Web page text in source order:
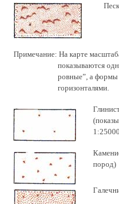
Примечание: На карте
показываются
ровные”, а формы
горизонталями.
пород)